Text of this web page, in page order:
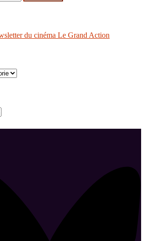
du cinéma Le Grand Action